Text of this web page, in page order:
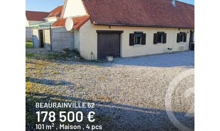
BEAURAINVILLE 62
178 500 €
101 m2 , Maison, 4 pcs